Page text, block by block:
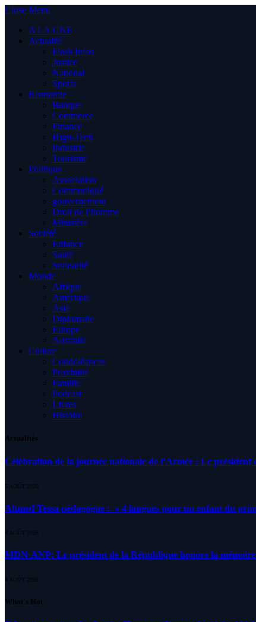
Close Menu
A LA UNE
Actualité
Flash Infos
Justice
National
Sports
Economie
Banque
Commerce
Finance
High-Tech
Industrie
Tourisme
Politique
Association
Communiqué
gouvernement
Droit de l’homme
Ministère
Société
Enfance
Santé
Solidarité
Monde
Afrique
Amérique
Asie
Diplomatie
Europe
Australia
Culture
Condoléances
Proximité
Famille
Podcast
Livres
Histoire
Actualités
Célébration de la journée nationale de l’Armée : Le président
5 AOÛT 2026
Ahmed Tessa pédagogue : » 4 langues pour un enfant du
4 AOÛT 2026
MDN-ANP: Le président de la République honore la
4 AOÛT 2026
What's Hot